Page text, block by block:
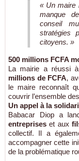
« Un maire
manque
conseil
stratégies
citoyens. »
500 millions FCFA
La mairie a réussi à
millions de FCFA,
le maire reconnaît
couvrir l’ensemble
Un appel à la
Babacar Diop a
entreprises et aux
collectif. Il a
accompagner cette
de la problématique